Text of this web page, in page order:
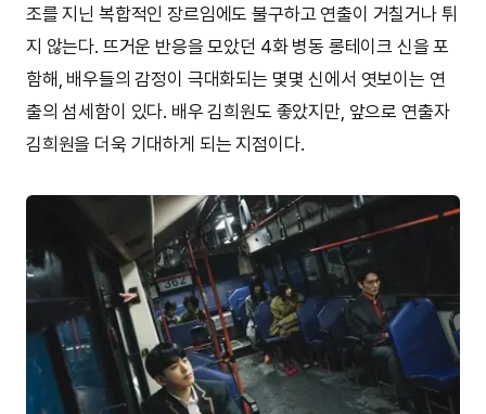
조를 지닌 복합적인 장르임에도 불구하고 연출이 거칠거나 튀
지 않는다. 뜨거운 반응을 모았던 4화 병동 롱테이크 신을 포
함해, 배우들의 감정이 극대화되는 몇몇 신에서 엿보이는 연
출의 섬세함이 있다. 배우 김희원도 좋았지만, 앞으로 연출자
김희원을 더욱 기대하게 되는 지점이다.